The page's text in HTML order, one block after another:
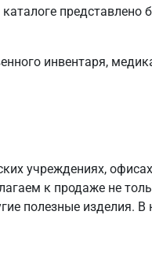
представлено
инвентаря,
учреждениях,
к продаже не
полезные изделия. В